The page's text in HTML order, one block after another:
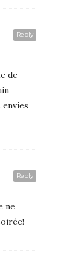
Reply
de
Reply
ne